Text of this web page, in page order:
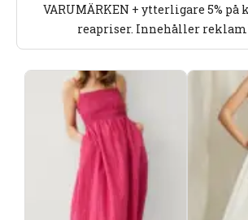
VARUMÄRKEN + ytterligare 5% på
reapriser. Innehåller